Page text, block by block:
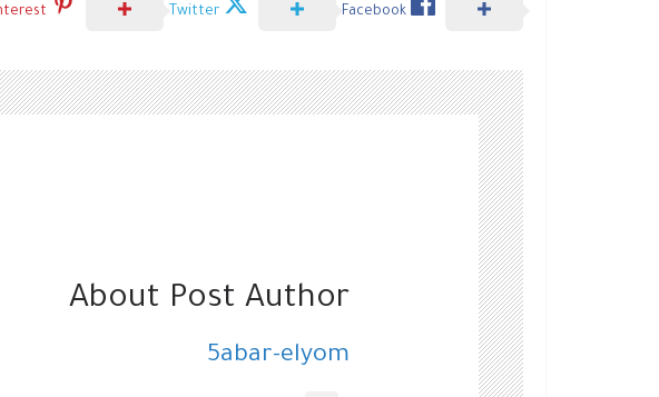
Facebook
Twitter
About Post Author
5abar-elyom